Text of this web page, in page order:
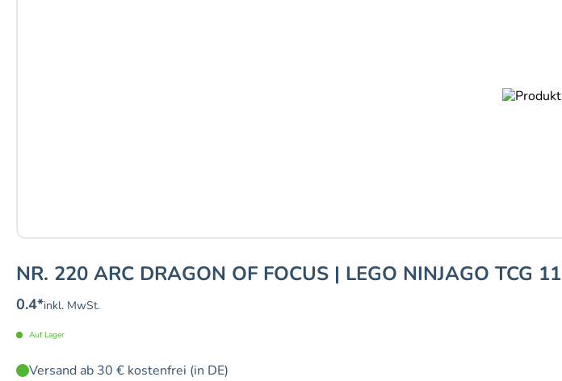
NR. 220 ARC DRAGON OF FOCUS | LEGO NINJAGO TCG 11
0.4*inkl. MwSt.
Auf Lager
Versand ab 30 € kostenfrei (in DE)